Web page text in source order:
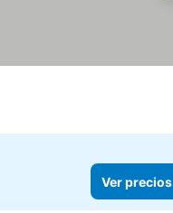
Ver precios